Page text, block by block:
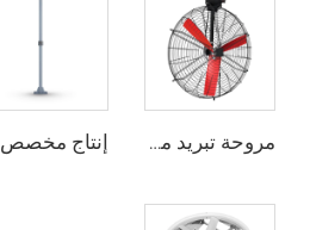
مروحة تبريد مباشرة من المصنع، شفرات من النيلون، مناسبة لاستخدامها في مستودعات الألبان ومزارع الأبقار، مروحة صناعية للتهوية